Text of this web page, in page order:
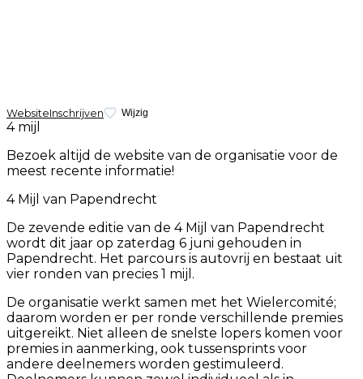
WebsiteInschrijven Wijzig
4 mijl
Bezoek altijd de website van de organisatie voor de
meest recente informatie!
4 Mijl van Papendrecht
De zevende editie van de 4 Mijl van Papendrecht
wordt dit jaar op zaterdag 6 juni gehouden in
Papendrecht. Het parcours is autovrij en bestaat uit
vier ronden van precies 1 mijl.
De organisatie werkt samen met het Wielercomité;
daarom worden er per ronde verschillende premies
uitgereikt. Niet alleen de snelste lopers komen voor
premies in aanmerking, ook tussensprints voor
andere deelnemers worden gestimuleerd.